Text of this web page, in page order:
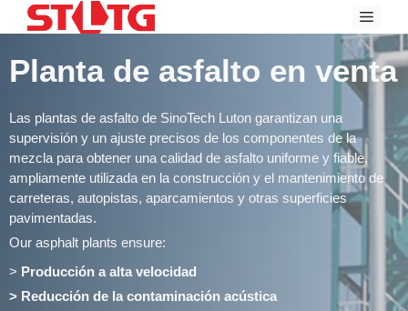
Menu
Planta de asfalto en venta
Las plantas de asfalto de SinoTech Luton garantizan una
supervisión y un ajuste precisos de los componentes de la
mezcla para obtener una calidad de asfalto uniforme y fiable,
ampliamente utilizada en la construcción y el mantenimiento de
carreteras, autopistas, aparcamientos y otras superficies
pavimentadas.
Our asphalt plants ensure:
> Producción a alta velocidad
> Reducción de la contaminación acústica